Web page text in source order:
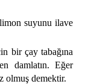
suyunu ilave
bir çay tabağına
damlatın. Eğer
olmuş demektir.